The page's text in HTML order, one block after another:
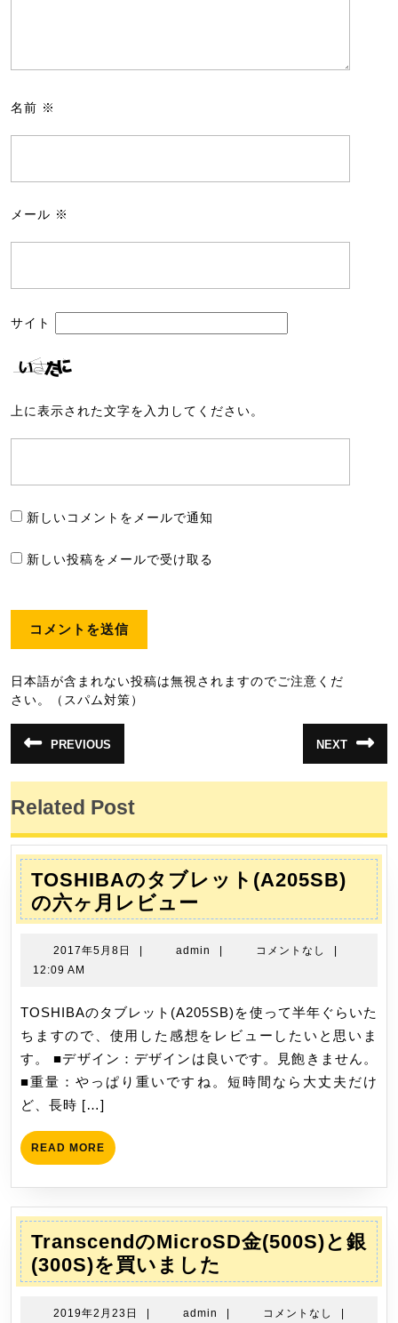
名前 ※
メール ※
サイト
上に表示された文字を入力してください。
新しいコメントをメールで通知
新しい投稿をメールで受け取る
日本語が含まれない投稿は無視されますのでご注意くだ
さい。（スパム対策）
投
稿
ナ
ビ
ゲ
ー
シ
ョ
PREVIOUS
の
投
NEXT
の
投
Related Post
TOSHIBAのタブレット(A205SB)
の六ヶ月レビュー
の
タ
ッ
ト
(A205SB)
の
ビ
ュ
ー
2017年5月8日
2017
月
8
admin admin コメントなし
12:09 AM
TOSHIBAのタブレット(A205SB)を使って半年ぐらいた
ちますので、使用した感想をレビューしたいと思いま
す。 ■デザイン：デザインは良いです。見飽きません。
■重量：やっぱり重いですね。短時間なら大丈夫だけ
ど、長時 […]
READ MORE READ
MORE
TranscendのMicroSD金(500S)と銀
(300S)を買いました
の
MicroSD
2019年2月23日
2019
| admin admin
| コメントなし
|